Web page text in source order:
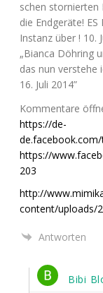
schen stor­nier­ten
die End­ge­rä­te! ES
Instanz über ! 10.
„Bian­ca Döh­ring
das nun ver­ste­he
16. Juli 2014”
Kom­men­ta­re
https://de-
https://
203
http://
content/uploads/
Antworten
Bibi